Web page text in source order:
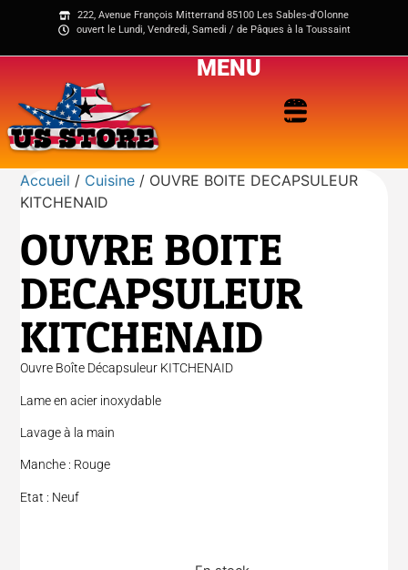
222, Avenue François Mitterrand 85100 Les Sables-d'Olonne
ouvert le Lundi, Vendredi, Samedi / de Pâques à la Toussaint
MENU
Accueil / Cuisine / OUVRE BOITE DECAPSULEUR
KITCHENAID
OUVRE BOITE
DECAPSULEUR
KITCHENAID
Ouvre Boîte Décapsuleur KITCHENAID
Lame en acier inoxydable
Lavage à la main
Manche : Rouge
Etat : Neuf